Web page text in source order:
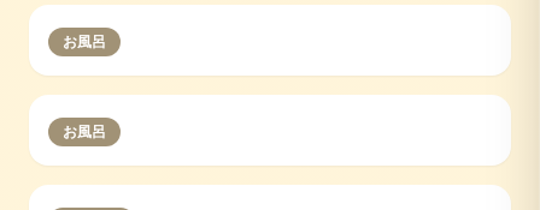
お風呂
お風呂